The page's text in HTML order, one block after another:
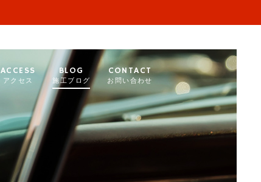
ACCESS
アクセス
BLOG
施工ブログ
CONTACT
お問い合わせ